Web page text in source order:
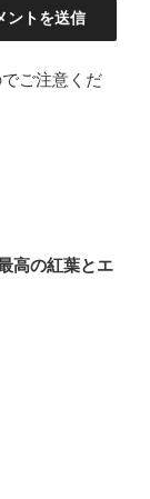
ご注意くだ
高の紅葉とエ